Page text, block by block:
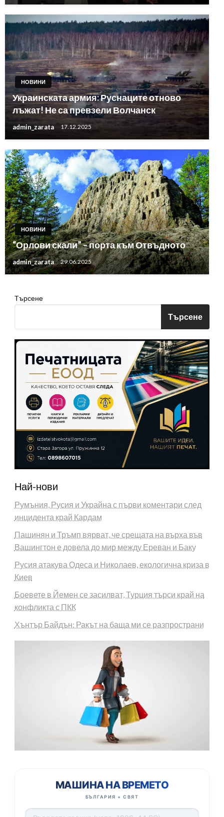
НОВИНИ
Украинската армия: Руснаците отново
лъжат! Не са превзели Волчанск
admin_zarata 17.12.2025
НОВИНИ
“Орлови скали” – порта към Отвъдното
admin_zarata 29.06.2025
Търсене
Търсене
Най-нови
Румъния, Русия и Украйна с първи коментари след
инцидента край Кардам
Пашинян и Тръмп вярват, че срещата на върха във
Вашингтон е довела до мир между Ереван и Баку
Русия атакува Одеса и Николаев, екологична криза в
Киев
Боевете в Йемен се засилват, Турция търси край на
конфликта с ПКК
Хънтър Байдън: Ракът на баща ми се разпространи
МАШИНА НА ВРЕМЕТО
БЪЛГАРИЯ + СВЯТ